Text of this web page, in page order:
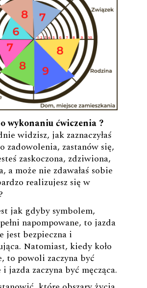
wykonaniu ćwiczenia ?
widzisz, jak zaznaczyłaś
zadowolenia, zastanów się,
zaskoczona, zdziwiona,
a może nie zdawałaś sobie
realizujesz się w
jak gdyby symbolem,
napompowane, to jazda
jest bezpieczna i
Natomiast, kiedy koło
to powoli zaczyna być
jazda zaczyna być męcząca.